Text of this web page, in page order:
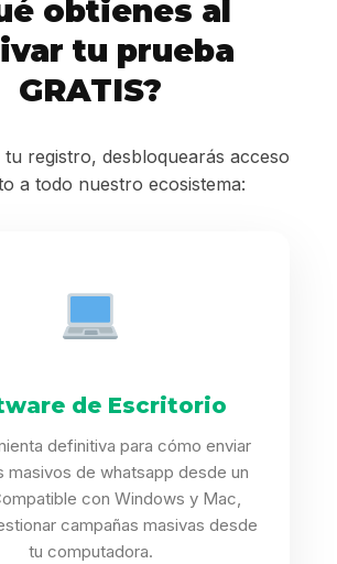
obtienes al
tu prueba
GRATIS?
registro, desbloquearás acceso
a todo nuestro ecosistema:
de Escritorio
definitiva para cómo enviar
masivos de whatsapp desde un
con Windows y Mac,
campañas masivas desde
tu computadora.